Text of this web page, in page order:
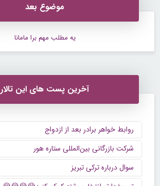
موضوع بعد
یه مطلب مهم برا مامانا
آخرین پست های این تالار
روابط خواهر برادر بعد از ازدواج
شرکت بازرگانی بین‌المللی ستاره هور
سوال درباره ترکی تبریز